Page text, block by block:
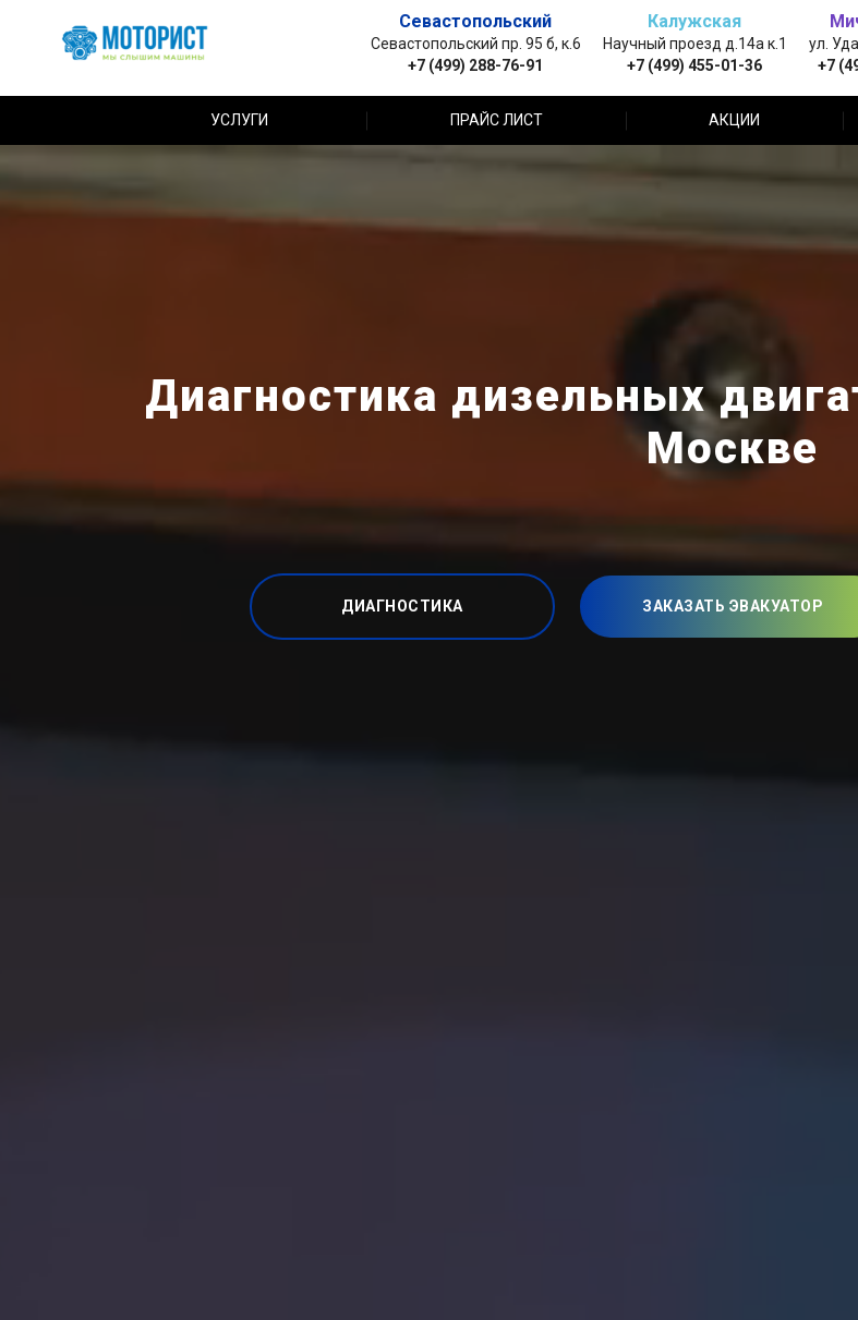
Севастопольский
Севастопольский пр. 95 б, к.6
+7 (499) 288-76-91
Калужская
Научный проезд д.14а к.1
+7 (499) 455-01-36
ул.
+7
УСЛУГИ ПРАЙС ЛИСТ АКЦИИ
Диагностика дизельных
Москве
ДИАГНОСТИКА ЗАКАЗАТЬ ЭВАКУАТОР